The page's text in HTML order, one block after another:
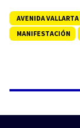
AVENIDA VALLARTA
MANIFESTACIÓN